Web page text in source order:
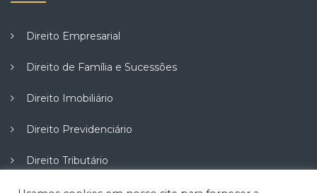
Direito Empresarial
Direito de Família e Sucessões
Direito Imobiliário
Direito Previdenciário
Direito Tributário